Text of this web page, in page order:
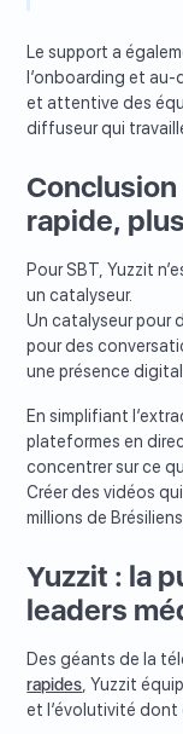
Le support a
l’onboarding et au-
et attentive des
diffuseur qui
rapide,
Pour SBT, Yuzzit
un catalyseur.
Un catalyseur pour
pour des
une présence
En simplifiant
plateformes en
concentrer sur ce
Créer des vidéos
millions de
Yuzzit : la
leaders
Des géants de la
rapides, Yuzzit
et l’évolutivité dont